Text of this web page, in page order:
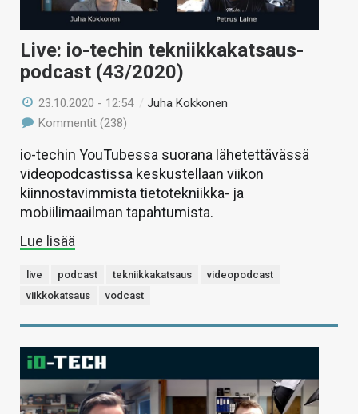
Live: io-techin tekniikkakatsaus-
podcast (43/2020)
23.10.2020 - 12:54 /Juha Kokkonen
Kommentit (238)
io-techin YouTubessa suorana lähetettävässä
videopodcastissa keskustellaan viikon
kiinnostavimmista tietotekniikka- ja
mobiilimaailman tapahtumista.
Lue lisää
live podcast tekniikkakatsaus
videopodcast
viikkokatsaus
vodcast